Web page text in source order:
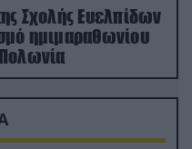
Σχολής Ευελπίδων
ημιμαραθωνίου